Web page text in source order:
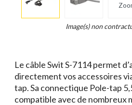
Image(s) non
Le câble Swit S-7114 permet
directement vos accessoires
tap. Sa connectique Pole-tap
compatible avec de nombreux